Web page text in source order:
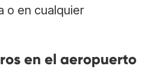
o en cualquier
en el aeropuerto